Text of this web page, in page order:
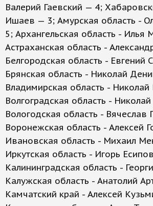
Валерий Гаевский — 4;
Ишаев — 3; Амурская область -
5; Архангельская область - Илья
Астраханская область -
Белгородская область - Евгений
Брянская область - Николай
Владимирская область -
Волгоградская область -
Вологодская область - Вячеслав
Воронежская область - Алексей
Ивановская область - Михаил
Иркутская область - Игорь
Калининградская область -
Калужская область - Анатолий
Камчатский край - Алексей